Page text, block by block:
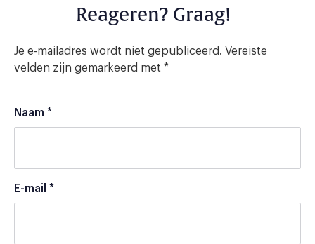
Reageren? Graag!
Je e-mailadres wordt niet gepubliceerd. Vereiste
velden zijn gemarkeerd met *
Naam *
E-mail *